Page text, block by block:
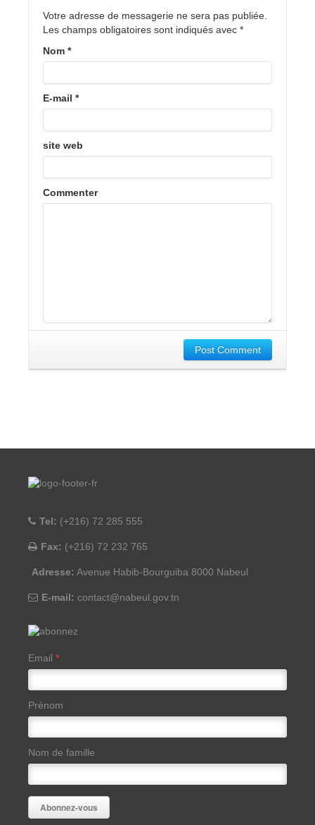
Votre adresse de messagerie ne sera pas publiée.
Les champs obligatoires sont indiqués avec *
Nom *
E-mail *
site web
Commenter
Post Comment
Tel: (+216) 72 285 555
Fax: (+216) 72 232 765
Adresse: Avenue Habib-Bourguiba 8000 Nabeul
E-mail: contact@nabeul.gov.tn
Email *
Prénom
Nom de famille